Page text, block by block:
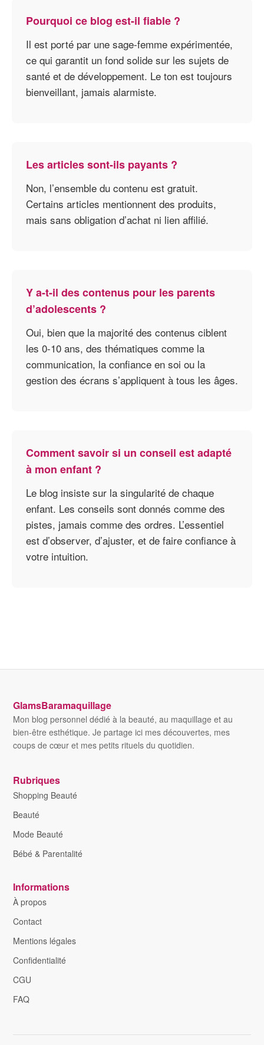
Pourquoi ce blog est-il fiable ?
Il est porté par une sage-femme expérimentée,
ce qui garantit un fond solide sur les sujets de
santé et de développement. Le ton est toujours
bienveillant, jamais alarmiste.
Les articles sont-ils payants ?
Non, l’ensemble du contenu est gratuit.
Certains articles mentionnent des produits,
mais sans obligation d’achat ni lien affilié.
Y a-t-il des contenus pour les parents
d’adolescents ?
Oui, bien que la majorité des contenus ciblent
les 0-10 ans, des thématiques comme la
communication, la confiance en soi ou la
gestion des écrans s’appliquent à tous les âges.
Comment savoir si un conseil est adapté
à mon enfant ?
Le blog insiste sur la singularité de chaque
enfant. Les conseils sont donnés comme des
pistes, jamais comme des ordres. L’essentiel
est d’observer, d’ajuster, et de faire confiance à
votre intuition.
GlamsBaramaquillage
Mon blog personnel dédié à la beauté, au maquillage et au
bien-être esthétique. Je partage ici mes découvertes, mes
coups de cœur et mes petits rituels du quotidien.
Rubriques
Shopping Beauté
Beauté
Mode Beauté
Bébé & Parentalité
Informations
À propos
Contact
Mentions légales
Confidentialité
CGU
FAQ